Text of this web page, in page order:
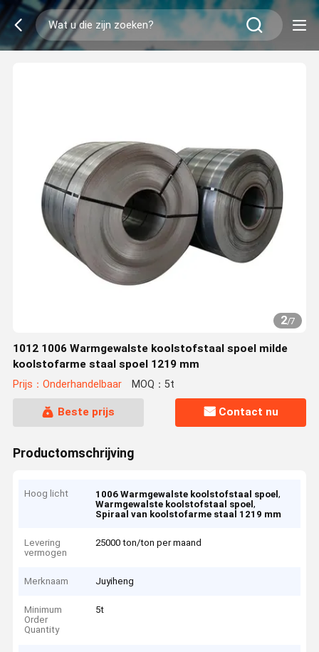
2/7
1012 1006 Warmgewalste koolstofstaal spoel milde
koolstofarme staal spoel 1219 mm
Prijs：Onderhandelbaar MOQ：5t
Beste prijs Contact nu
Productomschrijving
Hoog licht 1006 Warmgewalste koolstofstaal spoel,
Warmgewalste koolstofstaal spoel,
Spiraal van koolstofarme staal 1219 mm
Levering
vermogen
25000 ton/ton per maand
Merknaam Juyiheng
Minimum
Order
Quantity
5t